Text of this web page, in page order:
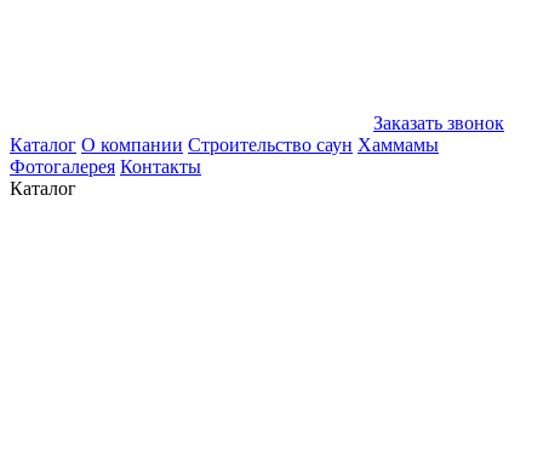
Заказать звонок
Каталог О компании Строительство саун Хаммамы
Фотогалерея Контакты
Каталог